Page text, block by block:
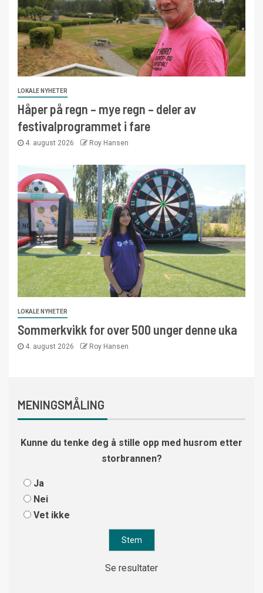
LOKALE NYHETER
Håper på regn – mye regn – deler av
festivalprogrammet i fare
4. august 2026 Roy Hansen
LOKALE NYHETER
Sommerkvikk for over 500 unger denne uka
4. august 2026 Roy Hansen
MENINGSMÅLING
Kunne du tenke deg å stille opp med husrom etter
storbrannen?
Ja
Nei
Vet ikke
Se resultater